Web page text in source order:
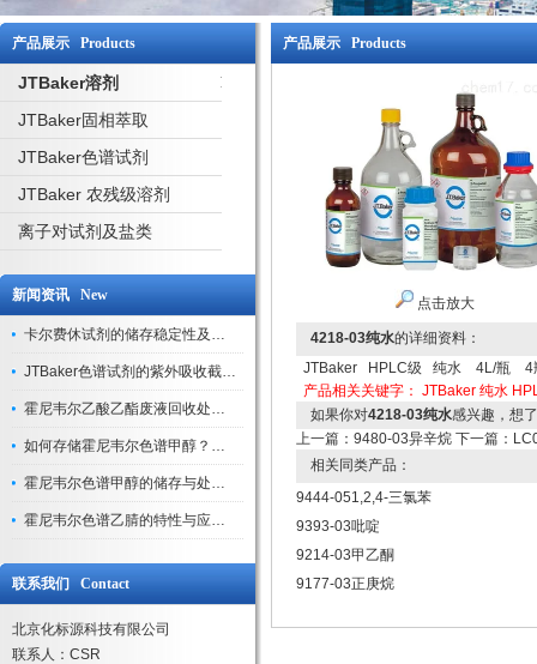
产品展示 Products
JTBaker溶剂
JTBaker固相萃取
JTBaker色谱试剂
JTBaker 农残级溶剂
离子对试剂及盐类
新闻资讯 New
卡尔费休试剂的储存稳定性及开封后有效期验证
JTBaker色谱试剂的紫外吸收截止波长与背景干扰
霍尼韦尔乙酸乙酯废液回收处理方法与环保处置建议
如何存储霍尼韦尔色谱甲醇？避光、密封、远离火源
霍尼韦尔色谱甲醇的储存与处理注意事项
霍尼韦尔色谱乙腈的特性与应用领域解析
联系我们 Contact
北京化标源科技有限公司
联系人：CSR
产品展示 Products
点击放大
4218-03纯水的详细资料：
JTBaker HPLC级 纯水 4L/瓶 4
产品相关关键字： JTBaker 纯水
如果你对4218-03纯水感兴趣，想
上一篇： 9480-03异辛烷 下一篇：
相关同类产品：
9444-051,2,4-三氯苯
9393-03吡啶
9214-03甲乙酮
9177-03正庚烷